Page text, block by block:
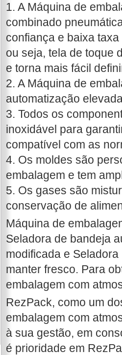
1. A Máquina de
combinado
confiança e baixa
ou seja, tela de toque
e torna mais fácil
2. A Máquina de
automatização
3. Todos os
inoxidável para
compatível com as
4. Os moldes são
embalagem e tem
5. Os gases são
conservação de
Máquina de
Seladora de bandeja
modificada e
manter fresco. Para
embalagem com
RezPack, como um
embalagem com
à sua gestão, em
é prioridade em